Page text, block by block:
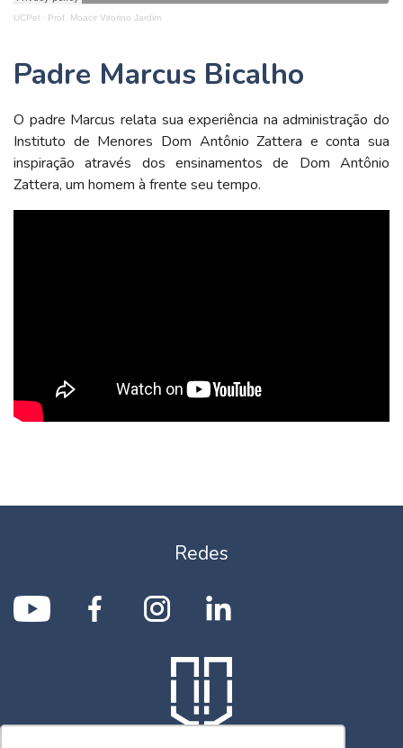
UCPel · Prof. Moacir Vitorino Jardim
Padre Marcus Bicalho
O padre Marcus relata sua experiência na administração do
Instituto de Menores Dom Antônio Zattera e conta sua
inspiração através dos ensinamentos de Dom Antônio
Zattera, um homem à frente seu tempo.
Redes